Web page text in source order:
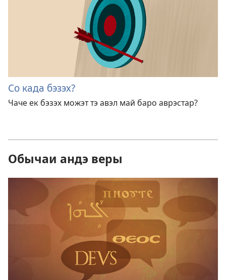
Со када бэзэх?
Чаче ек бэзэх можэт тэ авэл май баро аврэстар?
Обычаи андэ веры